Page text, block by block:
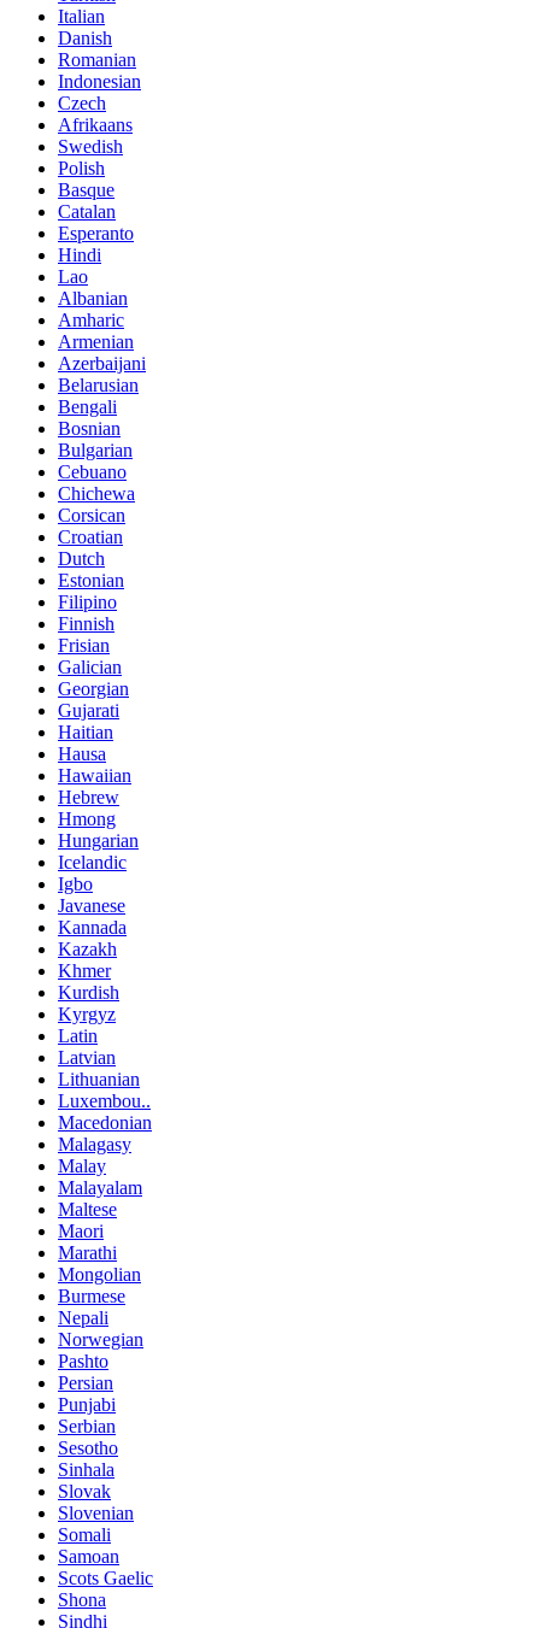
Italian
Danish
Romanian
Indonesian
Czech
Afrikaans
Swedish
Polish
Basque
Catalan
Esperanto
Hindi
Lao
Albanian
Amharic
Armenian
Azerbaijani
Belarusian
Bengali
Bosnian
Bulgarian
Cebuano
Chichewa
Corsican
Croatian
Dutch
Estonian
Filipino
Finnish
Frisian
Galician
Georgian
Gujarati
Haitian
Hausa
Hawaiian
Hebrew
Hmong
Hungarian
Icelandic
Igbo
Javanese
Kannada
Kazakh
Khmer
Kurdish
Kyrgyz
Latin
Latvian
Lithuanian
Luxembou..
Macedonian
Malagasy
Malay
Malayalam
Maltese
Maori
Marathi
Mongolian
Burmese
Nepali
Norwegian
Pashto
Persian
Punjabi
Serbian
Sesotho
Sinhala
Slovak
Slovenian
Somali
Samoan
Scots Gaelic
Shona
Sindhi